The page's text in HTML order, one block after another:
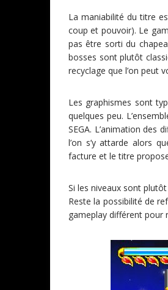
La maniabilité du titre
coup et pouvoir). Le
pas être sorti du
bosses sont plutôt
recyclage que l’on peut
Les graphismes sont
quelques peu.
SEGA. L’animation
l’on s’y attarde alors
facture et le titre
Si les niveaux sont
Reste la possibilité de
gameplay différent pour